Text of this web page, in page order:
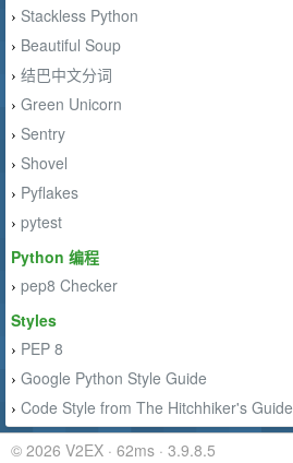
› Stackless Python
› Beautiful Soup
› 结巴中文分词
› Green Unicorn
› Sentry
› Shovel
› Pyflakes
› pytest
Python 编程
› pep8 Checker
Styles
› PEP 8
› Google Python Style Guide
› Code Style from The Hitchhiker's Guide
© 2026 V2EX · 62ms · 3.9.8.5